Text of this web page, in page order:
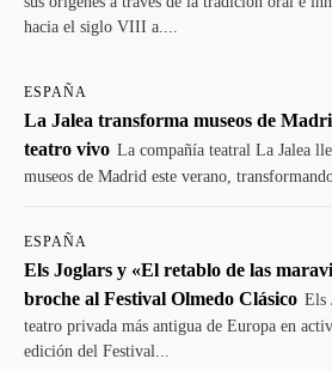
hacia el siglo VIII a....
ESPAÑA
La Jalea transforma museos de
teatro vivo La compañía teatral La Jalea
museos de Madrid este verano, transformando
ESPAÑA
Els Joglars y «El retablo de las
broche al Festival Olmedo Clásico Els
teatro privada más antigua de Europa en
edición del Festival...